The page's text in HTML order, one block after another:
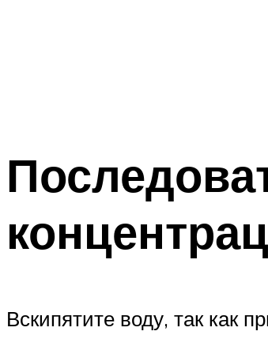
Вскипятите воду, так как